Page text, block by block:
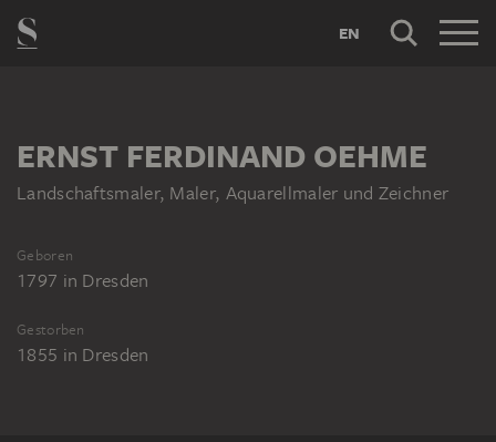
EN
ERNST FERDINAND OEHME
Landschaftsmaler, Maler, Aquarellmaler und Zeichner
Geboren
1797 in Dresden
Gestorben
1855 in Dresden